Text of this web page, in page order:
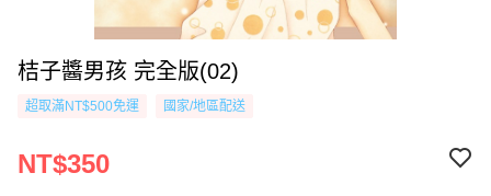
桔子醬男孩 完全版(02)
超取滿NT$500免運 國家/地區配送
NT$350